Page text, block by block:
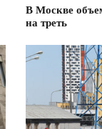
В Москве
на треть